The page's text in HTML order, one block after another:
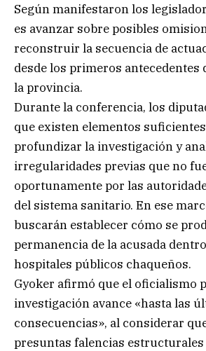
Según manifestaron los
es avanzar sobre posibles
reconstruir la secuencia de
desde los primeros antecedentes
la provincia.
Durante la conferencia, los
que existen elementos
profundizar la investigación y
irregularidades previas que no
oportunamente por las
del sistema sanitario. En ese
buscarán establecer cómo se
permanencia de la acusada
hospitales públicos chaqueños.
Gyoker afirmó que el oficialismo
investigación avance «hasta las
consecuencias», al considerar
presuntas falencias estructurales